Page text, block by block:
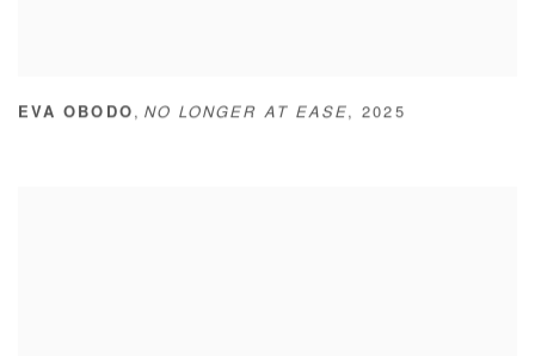
EVA OBODO , NO LONGER AT EASE ,2025